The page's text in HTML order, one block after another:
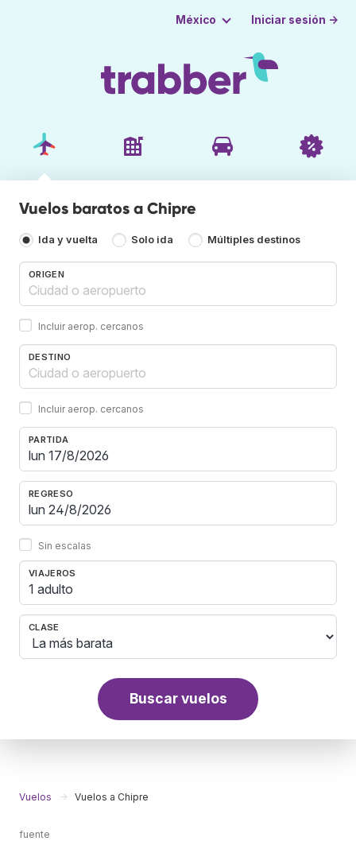
México Iniciar sesión →
Vuelos baratos a Chipre
Ida y vuelta Solo ida Múltiples destinos
ORIGEN
Incluir aerop. cercanos
DESTINO
Incluir aerop. cercanos
PARTIDA
REGRESO
Sin escalas
VIAJEROS
1 adulto
CLASE
Buscar vuelos
Vuelos Vuelos a Chipre
fuente